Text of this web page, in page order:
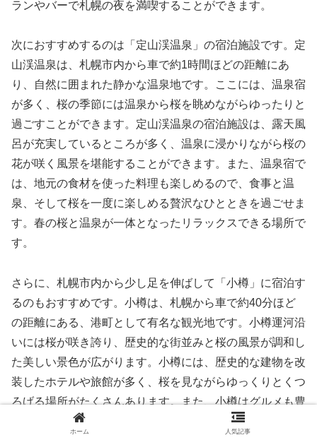
ランやバーで札幌の夜を満喫することができます。
次におすすめするのは「定山渓温泉」の宿泊施設です。定
山渓温泉は、札幌市内から車で約1時間ほどの距離にあ
り、自然に囲まれた静かな温泉地です。ここには、温泉宿
が多く、桜の季節には温泉から桜を眺めながらゆったりと
過ごすことができます。定山渓温泉の宿泊施設は、露天風
呂が充実しているところが多く、温泉に浸かりながら桜の
花が咲く風景を堪能することができます。また、温泉宿で
は、地元の食材を使った料理も楽しめるので、食事と温
泉、そして桜を一度に楽しめる贅沢なひとときを過ごせま
す。春の桜と温泉が一体となったリラックスできる場所で
す。
さらに、札幌市内から少し足を伸ばして「小樽」に宿泊す
るのもおすすめです。小樽は、札幌から車で約40分ほど
の距離にある、港町として有名な観光地です。小樽運河沿
いには桜が咲き誇り、歴史的な街並みと桜の風景が調和し
た美しい景色が広がります。小樽には、歴史的な建物を改
装したホテルや旅館が多く、桜を見ながらゆっくりとくつ
ろげる場所がたくさんあります。また、小樽はグルメも豊
富で、新鮮な海産物を楽しめるレストランも多く、桜を楽
ホーム 人気記事